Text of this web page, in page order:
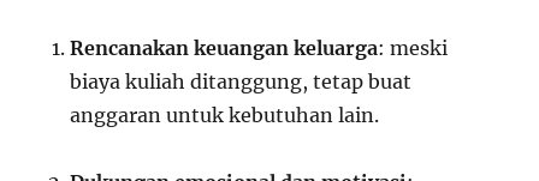
Rencanakan keuangan keluarga: meski
biaya kuliah ditanggung, tetap buat
anggaran untuk kebutuhan lain.